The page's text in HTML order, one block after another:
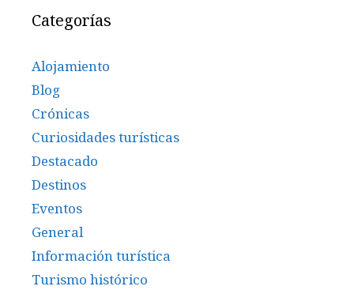
Categorías
Alojamiento
Blog
Crónicas
Curiosidades turísticas
Destacado
Destinos
Eventos
General
Información turística
Turismo histórico